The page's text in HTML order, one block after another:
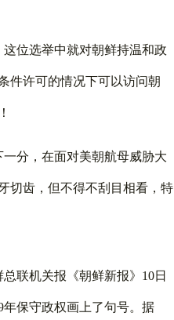
位选举中就对朝鲜持温和政
件许可的情况下可以访问朝
分，在面对美朝航母威胁大
切齿，但不得不刮目相看，特
联机关报《朝鲜新报》 10日
年保守政权画上了句号。据